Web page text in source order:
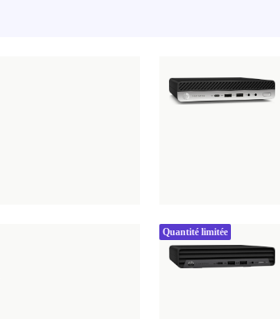
Quantité limitée